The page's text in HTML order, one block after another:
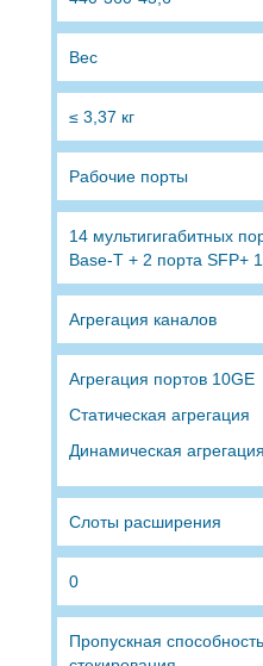
Вес
≤ 3,37 кг
Рабочие порты
14 мультигигабитных
Base-T + 2 порта SFP+
Агрегация каналов
Агрегация портов 10GE
Статическая агрегация
Динамическая агрегация
Слоты расширения
0
Пропускная